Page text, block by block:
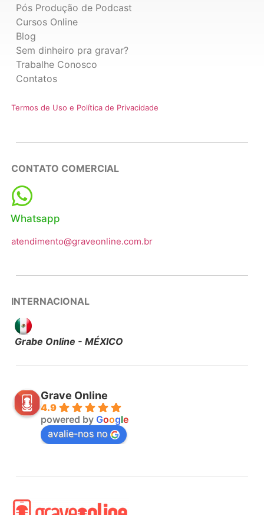
Pós Produção de Podcast
Cursos Online
Blog
Sem dinheiro pra gravar?
Trabalhe Conosco
Contatos
Termos de Uso e Política de Privacidade
CONTATO COMERCIAL
Whatsapp
atendimento@graveonline.com.br
INTERNACIONAL
Grabe Online - MÉXICO
Grave Online
4.9
powered by Google
avalie-nos no